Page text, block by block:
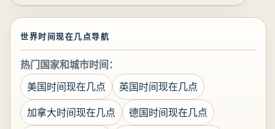
世界时间现在几点导航
热门国家和城市时间：
美国时间现在几点
英国时间现在几点
加拿大时间现在几点
德国时间现在几点